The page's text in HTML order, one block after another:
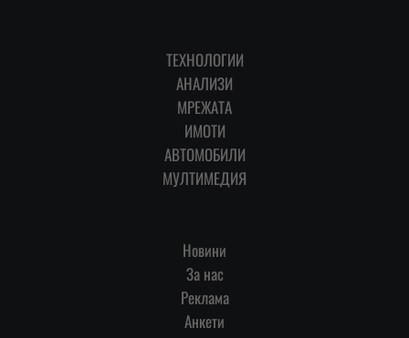
ТЕХНОЛОГИИ
АНАЛИЗИ
МРЕЖАТА
ИМОТИ
АВТОМОБИЛИ
МУЛТИМЕДИЯ
Новини
За нас
Реклама
Анкети